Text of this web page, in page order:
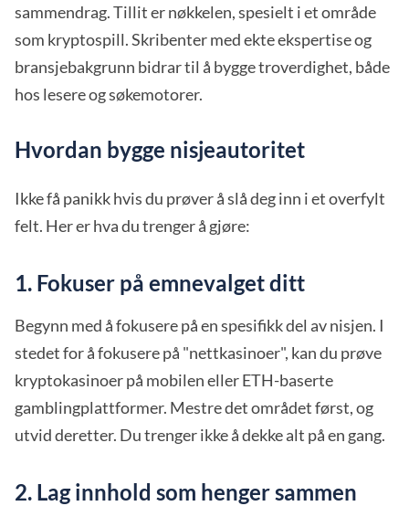
sammendrag. Tillit er nøkkelen, spesielt i et område
som kryptospill. Skribenter med ekte ekspertise og
bransjebakgrunn bidrar til å bygge troverdighet, både
hos lesere og søkemotorer.
Hvordan bygge nisjeautoritet
Ikke få panikk hvis du prøver å slå deg inn i et overfylt
felt. Her er hva du trenger å gjøre:
1. Fokuser på emnevalget ditt
Begynn med å fokusere på en spesifikk del av nisjen. I
stedet for å fokusere på "nettkasinoer", kan du prøve
kryptokasinoer på mobilen eller ETH-baserte
gamblingplattformer. Mestre det området først, og
utvid deretter. Du trenger ikke å dekke alt på en gang.
2. Lag innhold som henger sammen